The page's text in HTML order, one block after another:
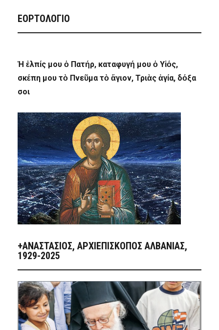
ΕΟΡΤΟΛΟΓΙΟ
Ἡ ἐλπίς μου ὁ Πατήρ, καταφυγή μου ὁ Υἱός,
σκέπη μου τὸ Πνεῦμα τὸ ἅγιον, Τριὰς ἁγία, δόξα
σοι
+ΑΝΑΣΤΆΣΙΟΣ, ΑΡΧΙΕΠΊΣΚΟΠΟΣ ΑΛΒΑΝΊΑΣ,
1929-2025